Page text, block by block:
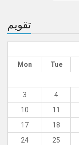
تقويم
Mon
Tue
3
4
10
11
17
18
24
25